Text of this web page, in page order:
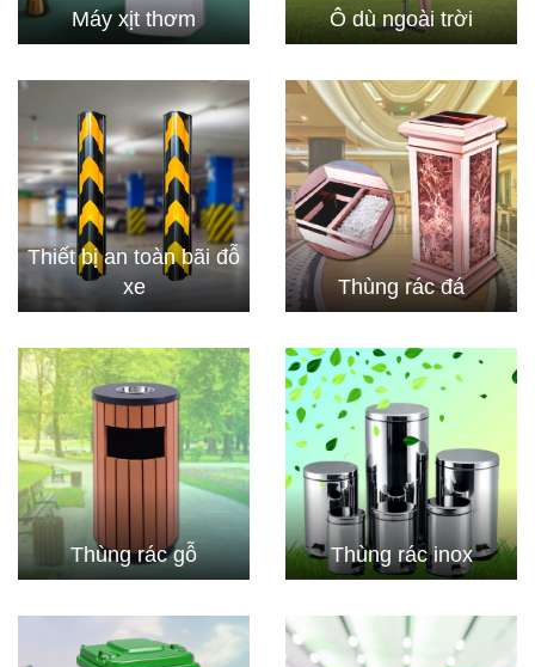
Máy xịt thơm Ô dù ngoài trời
Thiết bị an toàn bãi đỗ
xe
Thùng rác đá
Thùng rác gỗ Thùng rác inox